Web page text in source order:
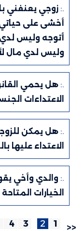
زوجي يعنفني
أخشى على حياتي
أتوجه وليس لدي
وليس لدي مال
هل يحمي
الاعتداءات
هل يمكن للزوجة
الاعتداء عليها
والدي وأخي
الخيارات المتاحة
<<